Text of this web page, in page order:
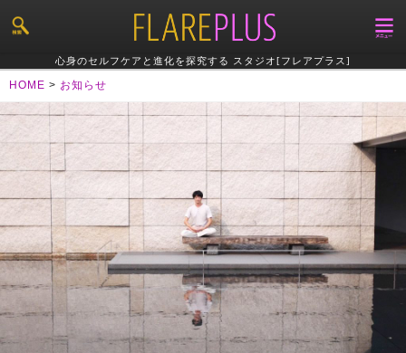
心身のセルフケアと進化を探究する スタジオ[フレアプラス]
HOME > お知らせ